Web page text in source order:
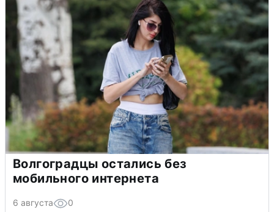
Волгоградцы остались без
мобильного интернета
6 августа 0